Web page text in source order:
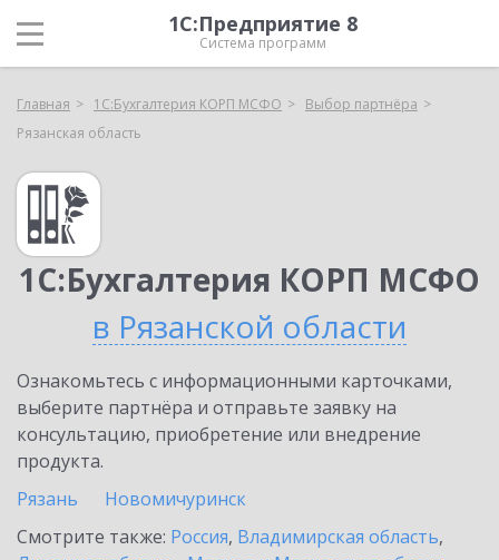
1С:Предприятие 8
Система программ
Главная 1С:Бухгалтерия КОРП МСФО
Выбор партнёра
Рязанская область
1С:Бухгалтерия КОРП МСФО
в Рязанской области
Ознакомьтесь с информационными карточками,
выберите партнёра и отправьте заявку на
консультацию, приобретение или внедрение
продукта.
Рязань
Новомичуринск
Смотрите также: Россия, Владимирская область,